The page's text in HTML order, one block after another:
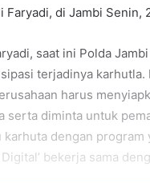
Faryadi, di Jambi Senin,
saat ini Polda
terjadinya karhutla.
harus
serta diminta untuk
karhuta dengan program
Digital’ bekerja sama